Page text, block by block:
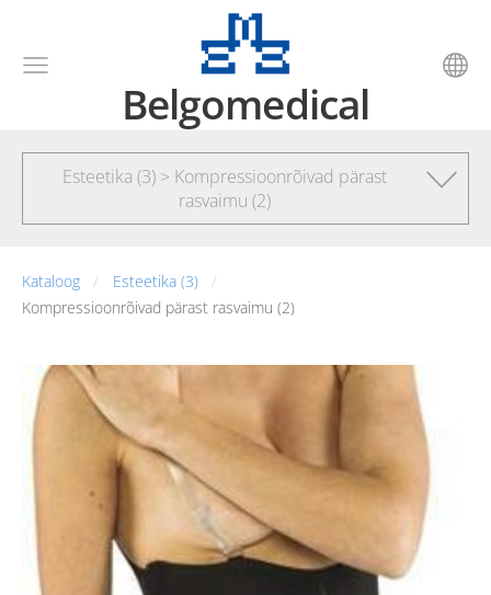
Belgomedical
Esteetika (3) > Kompressioonrõivad pärast
rasvaimu (2)
Kataloog
Esteetika (3)
Kompressioonrõivad pärast rasvaimu (2)